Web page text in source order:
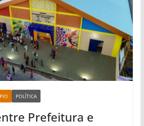
POLÍTICA
Prefeitura e